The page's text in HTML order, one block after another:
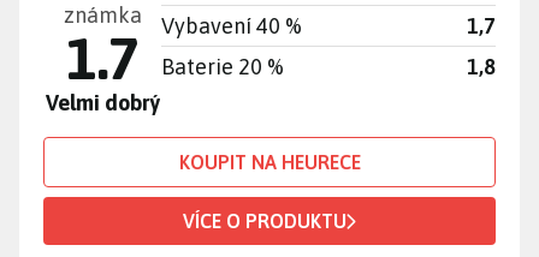
Vybavení 40 %
1,7
Baterie 20 %
1,8
známka
1.7
Velmi dobrý
KOUPIT NA HEURECE
VÍCE O PRODUKTU